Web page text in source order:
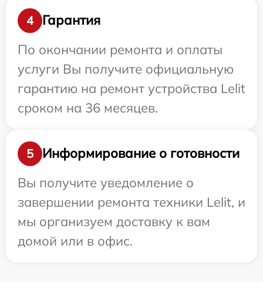
4
Гарантия
По окончании ремонта и оплаты
услуги Вы получите официальную
гарантию на ремонт устройства Lelit
сроком на 36 месяцев.
5
Информирование о готовности
Вы получите уведомление о
завершении ремонта техники Lelit, и
мы организуем доставку к вам
домой или в офис.